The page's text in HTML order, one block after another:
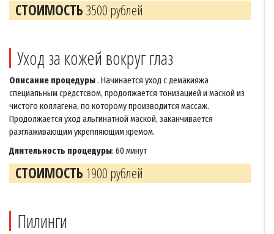
СТОИМОСТЬ3500 рублей
Уход за кожей вокруг глаз
Описание процедуры. Начинается уход с демакияжа
специальным средстсвом, продолжается тонизацией и маской из
чистого коллагена, по которому производится массаж.
Продолжается уход альгинатной маской, заканчивается
разглаживающим укрепляющим кремом.
Длительность процедуры: 60 минут
СТОИМОСТЬ 1900 рублей
Пилинги